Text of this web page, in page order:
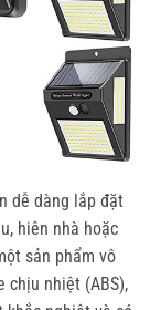
dễ dàng lắp đặt
hiên nhà hoặc
sản phẩm vô
chịu nhiệt (ABS),